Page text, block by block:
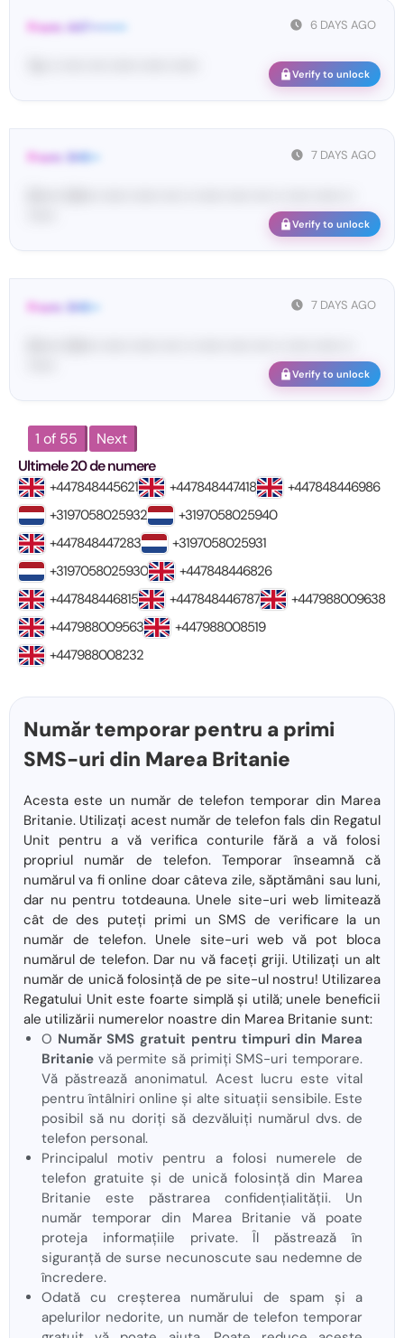
6 DAYS AGO
From: 447••••••••
Verify to unlock
7 DAYS AGO
From: SHE••
Verify to unlock
7 DAYS AGO
From: SHE••
Verify to unlock
1 of 55
Next
Ultimele 20 de numere
+447848445621 +447848447418
+447848446986
+3197058025932
+3197058025940
+447848447283
+3197058025931
+3197058025930
+447848446826
+447848446815
+447848446787
+447988009638
+447988009563
+447988008519
+447988008232
Număr temporar pentru a primi
SMS-uri din Marea Britanie
Acesta este un număr de telefon temporar din Marea
Britanie. Utilizați acest număr de telefon fals din Regatul
Unit pentru a vă verifica conturile fără a vă folosi
propriul număr de telefon. Temporar înseamnă că
numărul va fi online doar câteva zile, săptămâni sau luni,
dar nu pentru totdeauna. Unele site-uri web limitează
cât de des puteți primi un SMS de verificare la un
număr de telefon. Unele site-uri web vă pot bloca
numărul de telefon. Dar nu vă faceți griji. Utilizați un alt
număr de unică folosință de pe site-ul nostru! Utilizarea
Regatului Unit este foarte simplă și utilă; unele beneficii
ale utilizării numerelor noastre din Marea Britanie sunt:
O Număr SMS gratuit pentru timpuri din Marea
Britanie vă permite să primiți SMS-uri temporare.
Vă păstrează anonimatul. Acest lucru este vital
pentru întâlniri online și alte situații sensibile. Este
posibil să nu doriți să dezvăluiți numărul dvs. de
telefon personal.
Principalul motiv pentru a folosi numerele de
telefon gratuite și de unică folosință din Marea
Britanie este păstrarea confidențialității. Un
număr temporar din Marea Britanie vă poate
proteja informațiile private. Îl păstrează în
siguranță de surse necunoscute sau nedemne de
încredere.
Odată cu creșterea numărului de spam și a
apelurilor nedorite, un număr de telefon temporar